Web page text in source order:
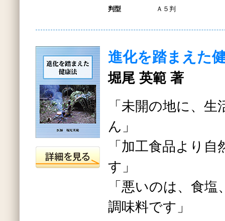
判型 Ａ５判
進化を踏まえた
堀尾 英範 著
「未開の地に、
ん」
「加工食品より
す」
「悪いのは、食
調味料です」